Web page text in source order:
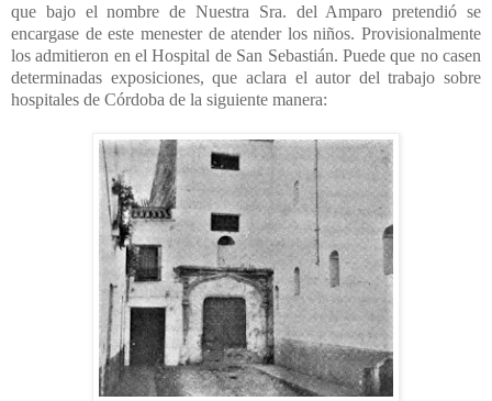
que bajo el nombre de Nuestra Sra. del Amparo pretendió se
encargase de este menester de atender los niños. Provisionalmente
los admitieron en el Hospital de San Sebastián. Puede que no casen
determinadas exposiciones, que aclara el autor del trabajo sobre
hospitales de Córdoba de la siguiente manera: